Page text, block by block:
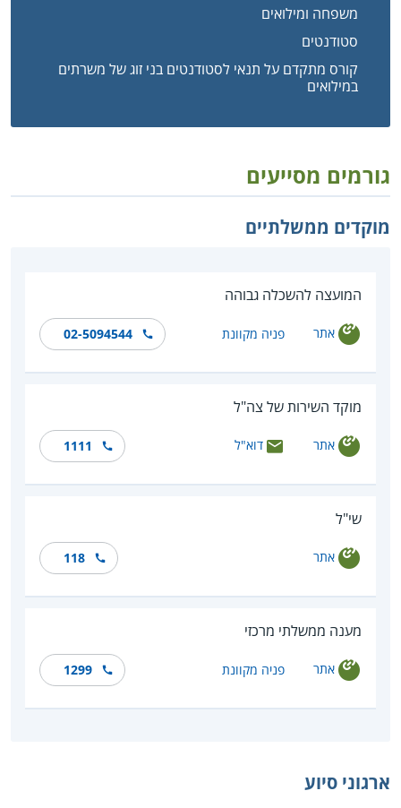
משפחה ומילואים
סטודנטים
קורס מתקדם על תנאי לסטודנטים בני זוג של משרתים
במילואים
גורמים מסייעים
מוקדים ממשלתיים
המועצה להשכלה גבוהה
אתר פניה מקוונת 02-5094544
מוקד השירות של צה"ל
אתר דוא"ל 1111
שי"ל
אתר 118
מענה ממשלתי מרכזי
אתר פניה מקוונת 1299
ארגוני סיוע